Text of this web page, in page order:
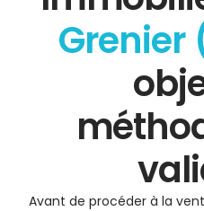
Grenier
Avant de procéder à la